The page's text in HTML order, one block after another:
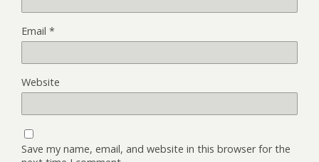
Email *
Website
Save my name, email, and website in this browser for the